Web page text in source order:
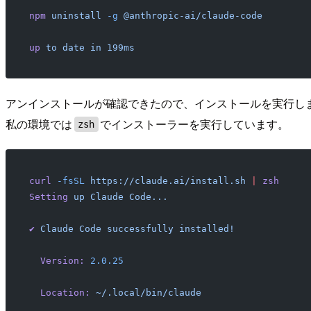
npm uninstall -g @anthropic-ai/claude-code
up to date in 199ms
アンインストールが確認できたので、インストールを実行し
私の環境では
zsh でインストーラーを実行しています。
curl -fsSL https://claude.ai/install.sh
zsh
Setting up Claude Code...
✔ Claude Code successfully installed!
  Version:
2.0.25
  Location:
~/.local/bin/claude